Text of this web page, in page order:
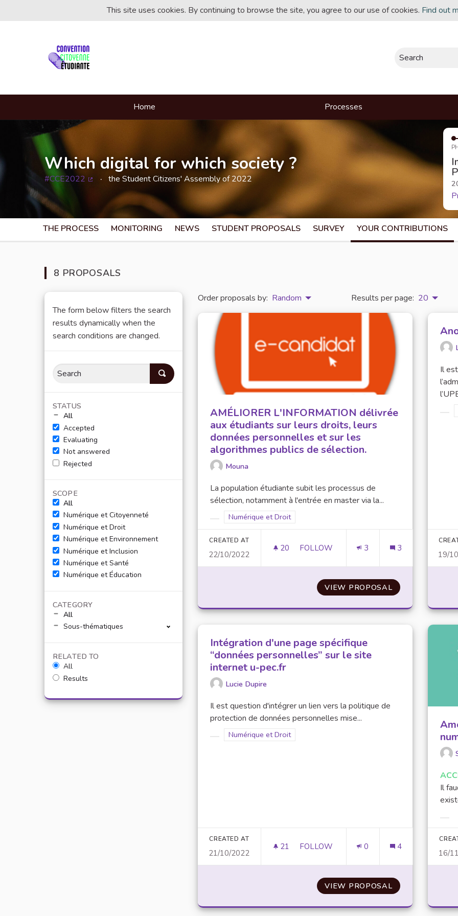
This site uses cookies. By continuing to browse the site, you agree to our use of cookies. Find out
Search
Home Processes
Which digital for which society ?
#CCE2022 the Student Citizens' Assembly of 2022
THE PROCESS MONITORING NEWS STUDENT PROPOSALS SURVEY YOUR CONTRIBUTIONS
8 PROPOSALS
The form below filters the search
results dynamically when the
search conditions are changed.
STATUS
All
Accepted
Evaluating
Not answered
Rejected
SCOPE
All
Numérique et Citoyenneté
Numérique et Droit
Numérique et Environnement
Numérique et Inclusion
Numérique et Santé
Numérique et Éducation
CATEGORY
All
Sous-thématiques
RELATED TO
All
Results
Order proposals by: Random Results per page: 20
AMÉLIORER L'INFORMATION délivrée
aux étudiants sur leurs droits, leurs
données personnelles et sur les
algorithmes publics de sélection.
Mouna
La population étudiante subit les processus de
sélection, notamment à l'entrée en master via la...
Filter results for scope: Numérique et Droit
Numérique et Droit
CREATED AT
22/10/2022
20 20 FOLLOWERS
FOLLOW
AMÉLIORER L'INFORMATION DÉLIVRÉE
3 3
VIEW PROPOSALAMÉLIORER
Il
19/
Intégration d'une page spécifique
“données personnelles” sur le site
internet u-pec.fr
Lucie Dupire
Il est question d'intégrer un lien vers la politique de
protection de données personnelles mise...
Filter results for scope: Numérique et Droit
Numérique et Droit
CREATED AT
21/10/2022
21 21 FOLLOWERS
FOLLOW
INTÉGRATION D'UNE PAGE SPÉCIFIQUE
0 4
VIEW PROPOSALINTÉGRATION
Il
16/